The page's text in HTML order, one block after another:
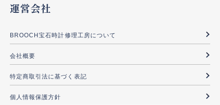
運営会社
BROOCH宝石時計修理工房について
会社概要
特定商取引法に基づく表記
個人情報保護方針